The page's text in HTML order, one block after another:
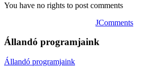
You have no rights to post comments
JComments
Állandó programjaink
Állandó programjaink